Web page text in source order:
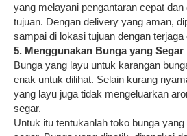
yang melayani pengantaran cepat
tujuan. Dengan delivery yang aman,
sampai di lokasi tujuan dengan terjaga
5. Menggunakan Bunga yang Segar
Bunga yang layu untuk karangan
enak untuk dilihat. Selain kurang
yang layu juga tidak mengeluarkan
segar.
Untuk itu tentukanlah toko bunga